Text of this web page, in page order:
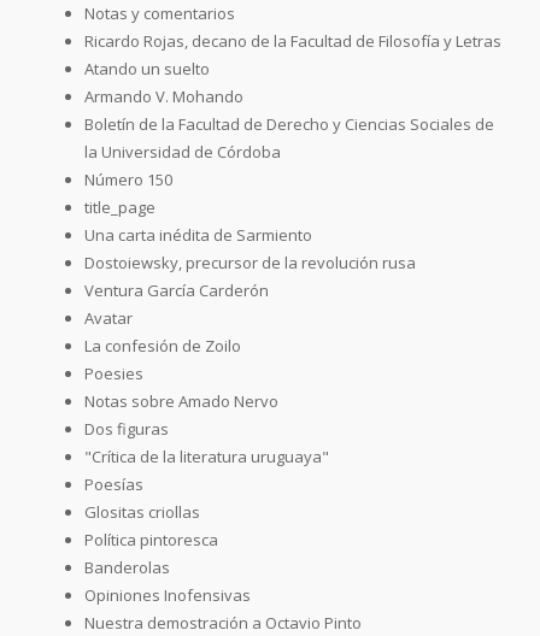
Notas y comentarios
Ricardo Rojas, decano de la Facultad de Filosofía y Letras
Atando un suelto
Armando V. Mohando
Boletín de la Facultad de Derecho y Ciencias Sociales de
la Universidad de Córdoba
Número 150
title_page
Una carta inédita de Sarmiento
Dostoiewsky, precursor de la revolución rusa
Ventura García Carderón
Avatar
La confesión de Zoilo
Poesies
Notas sobre Amado Nervo
Dos figuras
"Crítica de la literatura uruguaya"
Poesías
Glositas criollas
Política pintoresca
Banderolas
Opiniones Inofensivas
Nuestra demostración a Octavio Pinto